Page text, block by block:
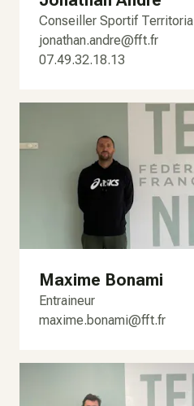
Conseiller Sportif Territorial
jonathan.andre@fft.fr
07.49.32.18.13
Maxime Bonami
Entraineur
maxime.bonami@fft.fr